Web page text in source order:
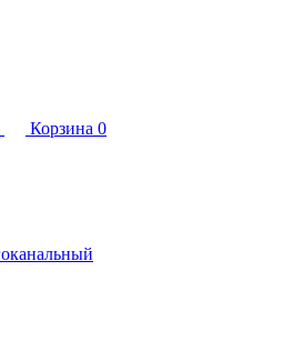
Корзина 0